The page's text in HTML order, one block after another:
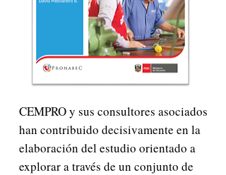
CEMPRO y sus consultores asociados
han contribuido decisivamente en la
elaboración del estudio orientado a
explorar a través de un conjunto de